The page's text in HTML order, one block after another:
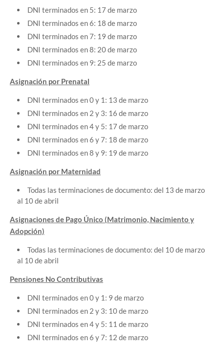
DNI terminados en 5: 17 de marzo
DNI terminados en 6: 18 de marzo
DNI terminados en 7: 19 de marzo
DNI terminados en 8: 20 de marzo
DNI terminados en 9: 25 de marzo
Asignación por Prenatal
DNI terminados en 0 y 1: 13 de marzo
DNI terminados en 2 y 3: 16 de marzo
DNI terminados en 4 y 5: 17 de marzo
DNI terminados en 6 y 7: 18 de marzo
DNI terminados en 8 y 9: 19 de marzo
Asignación por Maternidad
Todas las terminaciones de documento: del 13 de marzo
al 10 de abril
Asignaciones de Pago Único (Matrimonio, Nacimiento y
Adopción)
Todas las terminaciones de documento: del 10 de marzo
al 10 de abril
Pensiones No Contributivas
DNI terminados en 0 y 1: 9 de marzo
DNI terminados en 2 y 3: 10 de marzo
DNI terminados en 4 y 5: 11 de marzo
DNI terminados en 6 y 7: 12 de marzo